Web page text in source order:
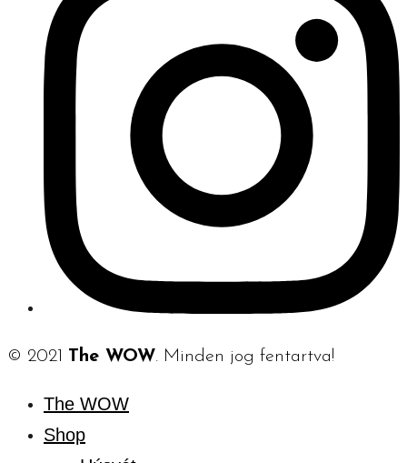
© 2021 The WOW. Minden jog fentartva!
The WOW
Shop